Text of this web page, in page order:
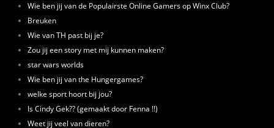
Wie ben jij van de Populairste Online Gamers op Winx Club?
Breuken
Wie van TH past bij je?
Zou jij een story met mij kunnen maken?
star wars worlds
Wie ben jij van the Hungergames?
welke sport hoort bij jou?
Is Cindy Gek?? (gemaakt door Fenna !!)
Weet jij veel van dieren?